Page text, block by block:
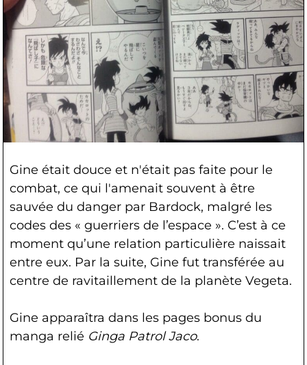
Gine était douce et n'était pas faite pour le
combat, ce qui l'amenait souvent à être
sauvée du danger par Bardock, malgré les
codes des « guerriers de l’espace ». C’est à ce
moment qu’une relation particulière naissait
entre eux. Par la suite, Gine fut transférée au
centre de ravitaillement de la planète Vegeta.
Gine apparaîtra dans les pages bonus du
manga relié Ginga Patrol Jaco.